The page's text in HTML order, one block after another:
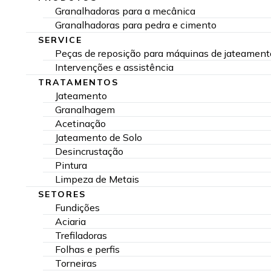
Granalhadoras para a mecânica
Granalhadoras para pedra e cimento
SERVICE
Peças de reposição para máquinas de
Intervenções e assistência
TRATAMENTOS
Jateamento
Granalhagem
Acetinação
Jateamento de Solo
Desincrustação
Pintura
Limpeza de Metais
SETORES
Fundições
Aciaria
Trefiladoras
Folhas e perfis
Torneiras